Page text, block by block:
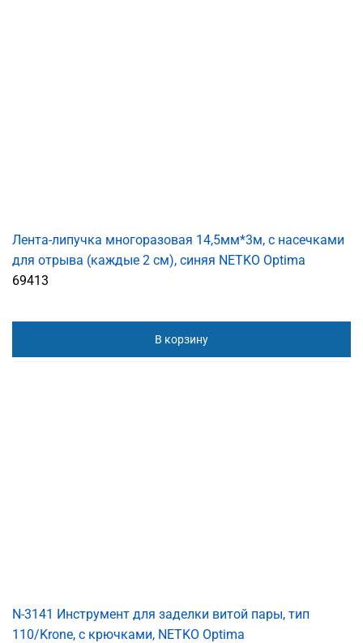
Лента-липучка многоразовая 14,5мм*3м, с насечками
для отрыва (каждые 2 см), синяя NETKO Optima
69413
В корзину
N-3141 Инструмент для заделки витой пары, тип
110/Krone, с крючками, NETKO Optima